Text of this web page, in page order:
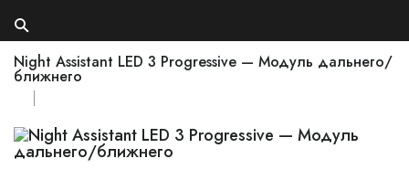
Night Assistant LED 3 Progressive — Модуль дальнего/
ближнего